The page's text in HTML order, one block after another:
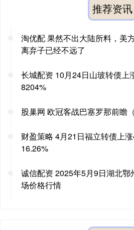
推荐资讯
淘优配 果然不出大陆所料，美
离弃子已经不远了
长城配资 10月24日山玻转债上
8204%
股巢网 欧冠客战巴塞罗那前瞻
财盈策略 4月21日福立转债上
16.26%
诚信配资 2025年5月9日湖北
场价格行情